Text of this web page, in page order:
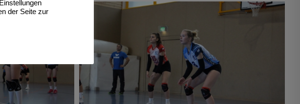
der Seite zur